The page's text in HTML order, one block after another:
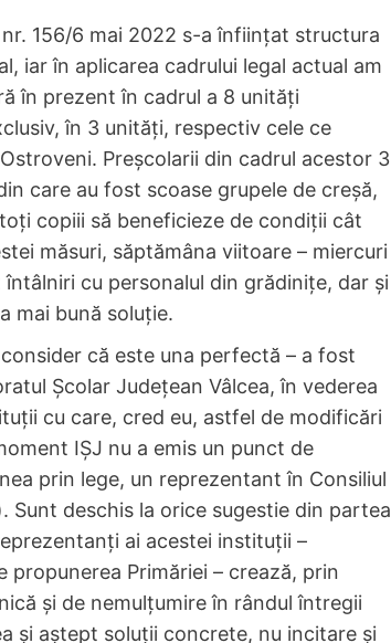
156/6 mai 2022 s-a înființat structura
iar în aplicarea cadrului legal actual am
în prezent în cadrul a 8 unități
în 3 unități, respectiv cele ce
Preșcolarii din cadrul acestor 3
care au fost scoase grupele de creșă,
copiii să beneficieze de condiții cât
măsuri, săptămâna viitoare – miercuri
cu personalul din grădinițe, dar și
mai bună soluție.
că este una perfectă – a fost
Școlar Județean Vâlcea, în vederea
cu care, cred eu, astfel de modificări
IȘJ nu a emis un punct de
prin lege, un reprezentant în Consiliul
Sunt deschis la orice sugestie din partea
ai acestei instituții –
Primăriei – crează, prin
și de nemulțumire în rândul întregii
și aștept soluții concrete, nu incitare și